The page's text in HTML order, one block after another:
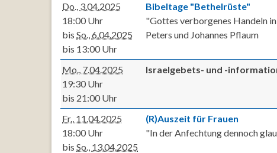
Do., 3.04.2025
18:00 Uhr
bis So., 6.04.2025
bis 13:00 Uhr
Bibeltage "Bethelrüste"
"Gottes verborgenes Handeln
Peters und Johannes Pflaum
Mo., 7.04.2025
19:30 Uhr
bis 21:00 Uhr
Israelgebets- und -
Fr., 11.04.2025
18:00 Uhr
bis So., 13.04.2025
(R)Auszeit für Frauen
"In der Anfechtung dennoch